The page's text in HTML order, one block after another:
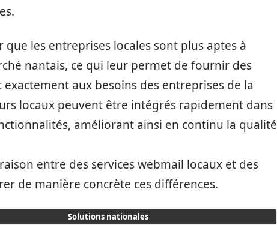
les entreprises locales sont plus aptes à
nantais, ce qui leur permet de fournir des
aux besoins des entreprises de la
locaux peuvent être intégrés rapidement dans
améliorant ainsi en continu la qualité
entre des services webmail locaux et des
de manière concrète ces différences.
Solutions nationales